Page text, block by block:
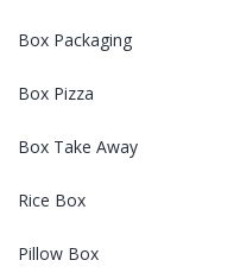
Box Packaging
Box Pizza
Box Take Away
Rice Box
Pillow Box